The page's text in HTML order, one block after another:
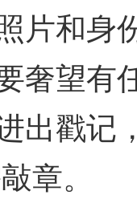
片和身
奢望有
出戳记
章。